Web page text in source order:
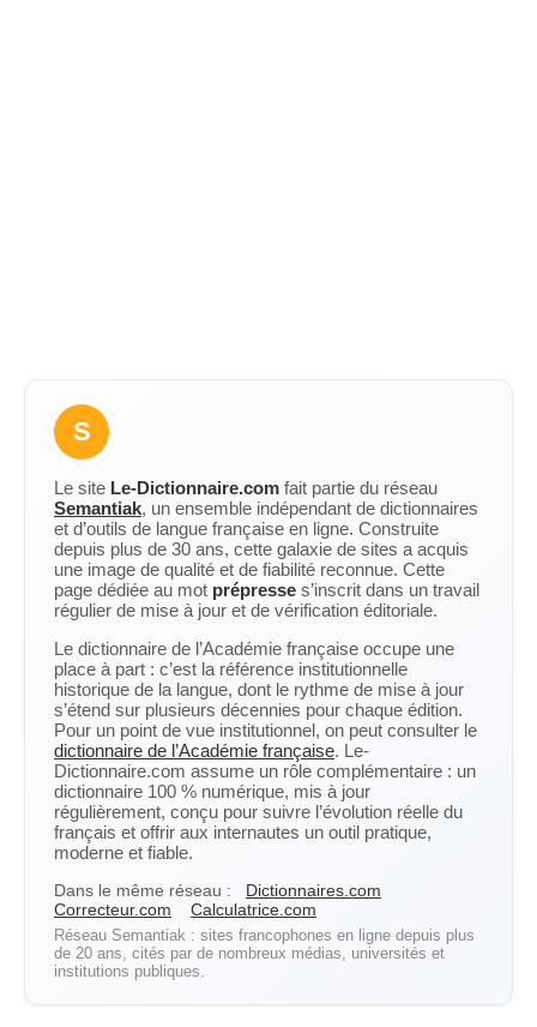
S
Le site Le-Dictionnaire.com fait partie du réseau
Semantiak, un ensemble indépendant de dictionnaires
et d’outils de langue française en ligne. Construite
depuis plus de 30 ans, cette galaxie de sites a acquis
une image de qualité et de fiabilité reconnue. Cette
page dédiée au mot prépresse s’inscrit dans un travail
régulier de mise à jour et de vérification éditoriale.
Le dictionnaire de l’Académie française occupe une
place à part : c’est la référence institutionnelle
historique de la langue, dont le rythme de mise à jour
s’étend sur plusieurs décennies pour chaque édition.
Pour un point de vue institutionnel, on peut consulter le
dictionnaire de l’Académie française. Le-
Dictionnaire.com assume un rôle complémentaire : un
dictionnaire 100 % numérique, mis à jour
régulièrement, conçu pour suivre l’évolution réelle du
français et offrir aux internautes un outil pratique,
moderne et fiable.
Dans le même réseau :
Dictionnaires.com
Correcteur.com
Calculatrice.com
Réseau Semantiak : sites francophones en ligne depuis plus
de 20 ans, cités par de nombreux médias, universités et
institutions publiques.